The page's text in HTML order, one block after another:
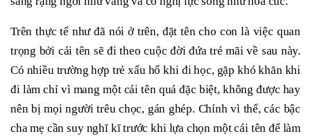
Trên thực tế như đã nói ở trên, đặt tên cho con là việc quan
trọng bởi cái tên sẽ đi theo cuộc đời đứa trẻ mãi về sau này.
Có nhiều trường hợp trẻ xấu hổ khi đi học, gặp khó khăn khi
đi làm chỉ vì mang một cái tên quá đặc biệt, không được hay
nên bị mọi người trêu chọc, gán ghép. Chính vì thế, các bậc
cha mẹ cần suy nghĩ kĩ trước khi lựa chọn một cái tên để làm